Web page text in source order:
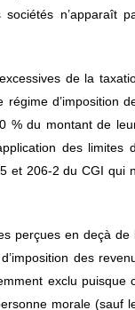
n’apparaît
de la
d’imposition
% du montant de
des limites
et 206-2 du CGI qui
perçues en deçà de
des
exclu puisque
morale (sauf